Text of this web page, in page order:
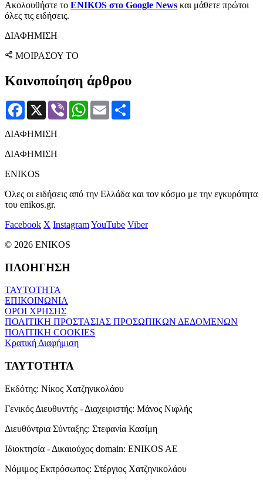
Ακολουθήστε το ENIKOS στο Google News και μάθετε πρώτοι
όλες τις ειδήσεις.
ΔΙΑΦΗΜΙΣΗ
ΜΟΙΡΑΣΟΥ ΤΟ
Κοινοποίηση άρθρου
Facebook
X Viber WhatsApp
Email
ΔΙΑΦΗΜΙΣΗ
ΔΙΑΦΗΜΙΣΗ
ENIKOS
Όλες οι ειδήσεις από την Ελλάδα και τον κόσμο με την εγκυρότητα
του enikos.gr.
Facebook X InstagramYouTube Viber
© 2026 ENIKOS
ΠΛΟΗΓΗΣΗ
ΤΑΥΤΟΤΗΤΑ
ΕΠΙΚΟΙΝΩΝΙΑ
ΟΡΟΙ ΧΡΗΣΗΣ
ΠΟΛΙΤΙΚΗ ΠΡΟΣΤΑΣΙΑΣ ΠΡΟΣΩΠΙΚΩΝ ΔΕΔΟΜΕΝΩΝ
ΠΟΛΙΤΙΚΗ COOKIES
Κρατική Διαφήμιση
ΤΑΥΤΟΤΗΤΑ
Εκδότης: Νίκος Χατζηνικολάου
Γενικός Διευθυντής - Διαχειριστής: Μάνος Νιφλής
Διευθύντρια Σύνταξης: Στεφανία Κασίμη
Ιδιοκτησία - Δικαιούχος domain: ENIKOS AE
Νόμιμος Εκπρόσωπος: Στέργιος Χατζηνικολάου